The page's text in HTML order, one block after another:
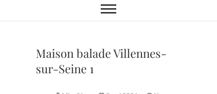
Maison balade Villennes-
sur-Seine 1